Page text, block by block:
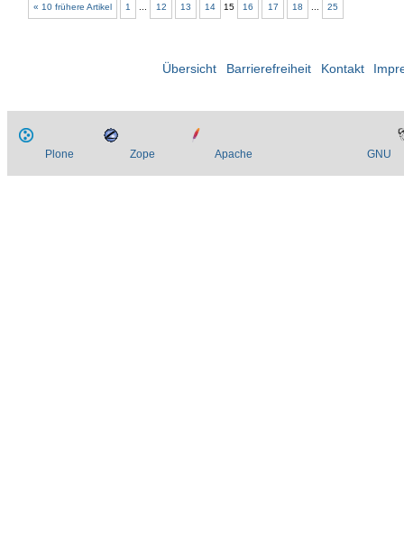
« 10 frühere Artikel 1 12 13 14 15 16 17 18 25
Übersicht Barrierefreiheit Kontakt
Plone Zope Apache GNU